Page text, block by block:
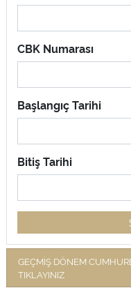
CBK Numarası
Başlangıç Tarihi
Bitiş Tarihi
GEÇMİŞ DÖNEM
TIKLAYINIZ